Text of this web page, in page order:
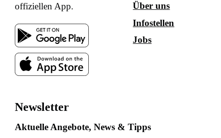
offiziellen App.
Über uns
Infostellen
Jobs
Newsletter
Aktuelle Angebote, News & Tipps